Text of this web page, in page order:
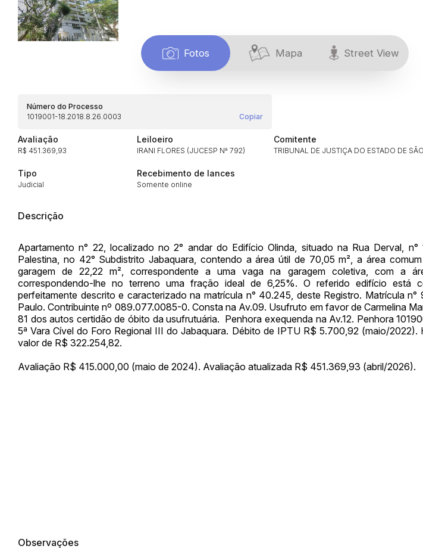
Fotos Mapa Street View
Número do Processo
1019001-18.2018.8.26.0003
Copiar
Avaliação
R$ 451.369,93
Leiloeiro
IRANI FLORES (JUCESP Nª 792)
Comitente
TRIBUNAL DE JUSTIÇA DO ESTADO DE
Tipo
Judicial
Recebimento de lances
Somente online
Descrição
Apartamento n° 22, localizado no 2° andar do Edifício Olinda, situado na Rua Derval,
Palestina, no 42° Subdistrito Jabaquara, contendo a área útil de 70,05 m², a área
garagem de 22,22 m², correspondente a uma vaga na garagem coletiva, com a
correspondendo-lhe no terreno uma fração ideal de 6,25%. O referido edifício está
perfeitamente descrito e caracterizado na matrícula n° 40.245, deste Registro. Matrícula n°
Paulo. Contribuinte nº 089.077.0085-0. Consta na Av.09. Usufruto em favor de Carmelina
81 dos autos certidão de óbito da usufrutuária. Penhora exequenda na Av.12. Penhora
5ª Vara Cível do Foro Regional III do Jabaquara. Débito de IPTU R$ 5.700,92 (maio/2022).
valor de R$ 322.254,82.
Avaliação R$ 415.000,00 (maio de 2024). Avaliação atualizada R$ 451.369,93 (abril/2026).
Observações
Histórico de Propostas
Habilite-se para efetuar lances ou propostas